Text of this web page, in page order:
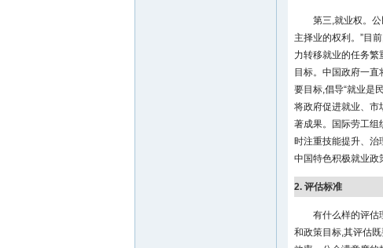
第三,就业权。
主择业的权利。”目
力转移就业的任务
目标。中国政府一
要目标,倡导“就业是
将政府促进就业、市
著成果。国际劳工组
时注重技能提升、
中国特色积极就业政
2. 评估标准
有什么样的评估
和政策目标,其评估